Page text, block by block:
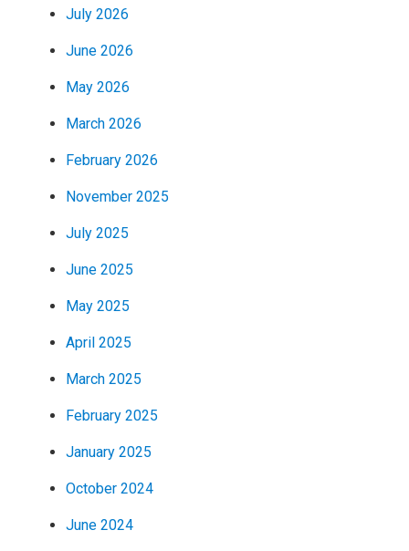
July 2026
June 2026
May 2026
March 2026
February 2026
November 2025
July 2025
June 2025
May 2025
April 2025
March 2025
February 2025
January 2025
October 2024
June 2024